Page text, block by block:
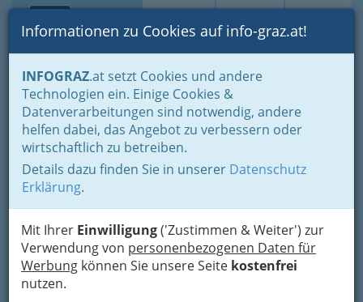
Suche Login Toggle
Informationen zu Cookies auf info-graz.at!
INFOGRAZ.at setzt Cookies und andere
Technologien ein. Einige Cookies &
Datenverarbeitungen sind notwendig, andere
helfen dabei, das Angebot zu verbessern oder
wirtschaftlich zu betreiben.
Details dazu finden Sie in unserer Datenschutz
Erklärung.
Mit Ihrer Einwilligung('Zustimmen & Weiter') zur
Verwendung von personenbezogenen Daten für
Werbung können Sie unsere Seite kostenfrei
nutzen.
Home Lebens-Guide Tierfreunde Tierschutz
Tierschutzombudschaft
Stempfergasse 7, 8010 Graz
+43 316 877 39 66
+43 316 877 42 95
Karte
Karte anzeigen